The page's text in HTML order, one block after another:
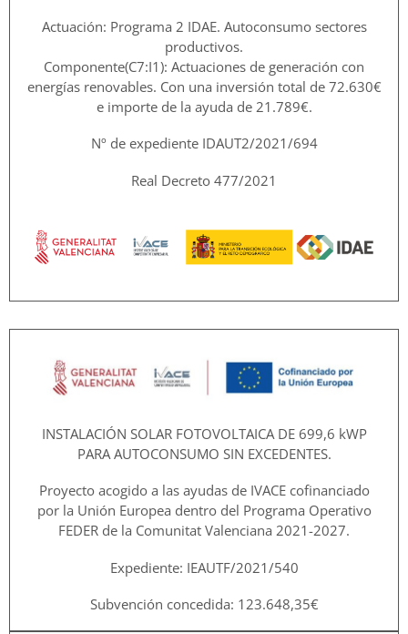
Actuación: Programa 2 IDAE. Autoconsumo sectores
productivos.
Componente(C7:I1): Actuaciones de generación con
energías renovables. Con una inversión total de 72.630€
e importe de la ayuda de 21.789€.
Nº de expediente IDAUT2/2021/694
Real Decreto 477/2021
INSTALACIÓN SOLAR FOTOVOLTAICA DE 699,6 kWP
PARA AUTOCONSUMO SIN EXCEDENTES.
Proyecto acogido a las ayudas de IVACE cofinanciado
por la Unión Europea dentro del Programa Operativo
FEDER de la Comunitat Valenciana 2021-2027.
Expediente: IEAUTF/2021/540
Subvención concedida: 123.648,35€